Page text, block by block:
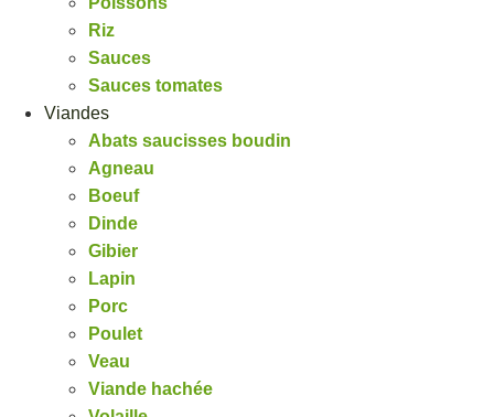
Riz
Sauces
Sauces tomates
Viandes
Abats saucisses boudin
Agneau
Boeuf
Dinde
Gibier
Lapin
Porc
Poulet
Veau
Viande hachée